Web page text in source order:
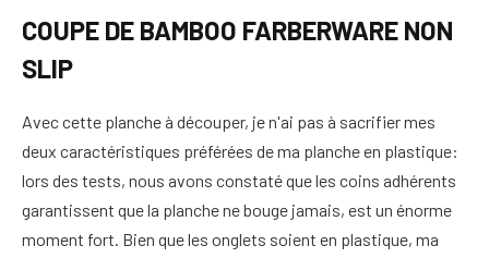
COUPE DE BAMBOO FARBERWARE NON
SLIP
Avec cette planche à découper, je n'ai pas à sacrifier mes
deux caractéristiques préférées de ma planche en plastique:
lors des tests, nous avons constaté que les coins adhérents
garantissent que la planche ne bouge jamais, est un énorme
moment fort. Bien que les onglets soient en plastique, ma